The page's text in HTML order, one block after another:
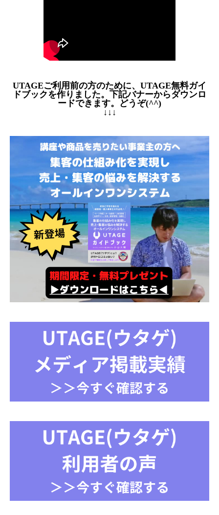
UTAGEご利用前の方のために、UTAGE無料ガイ
ドブックを作りました。下記バナーからダウンロ
ードできます。どうぞ(^^)
↓↓↓